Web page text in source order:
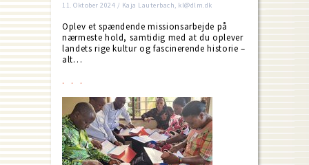
11. Oktober 2024 / Kaja Lauterbach, kl@dlm.dk
Oplev et spændende missionsarbejde på
nærmeste hold, samtidig med at du oplever
landets rige kultur og fascinerende historie –
alt…